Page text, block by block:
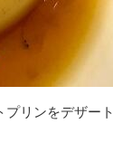
プリンをデザー